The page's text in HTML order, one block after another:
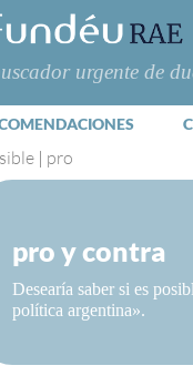
| pro
pro y contra
Desearía saber si es
política argentina».